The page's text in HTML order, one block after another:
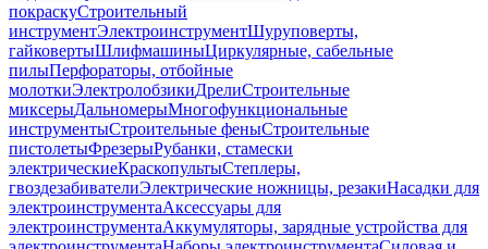
покраскуСтроительный
инструментЭлектроинструментШуруповерты,
гайковертыШлифмашиныЦиркулярные, сабельные
пилыПерфораторы, отбойные
молоткиЭлектролобзикиДрелиСтроительные
миксерыДальномерыМногофункциональные
инструментыСтроительные феныСтроительные
пистолетыФрезерыРубанки, стамески
электрическиеКраскопультыСтеплеры,
гвоздезабивателиЭлектрические ножницы, резакиНасадки для
электроинструментаАксессуары для
электроинструментаАккумуляторы, зарядные устройства для